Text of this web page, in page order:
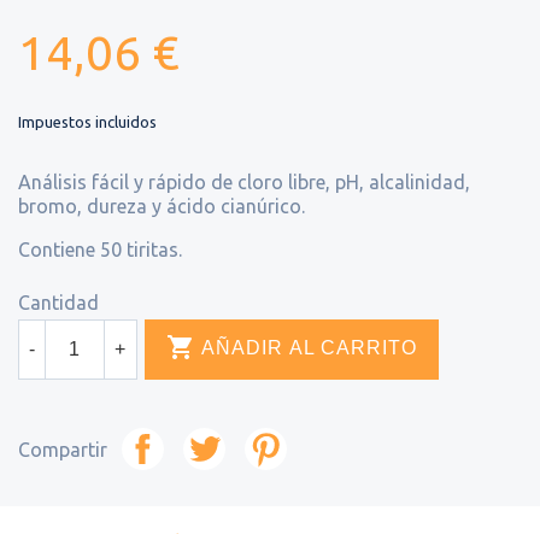
14,06 €
Impuestos incluidos
Análisis fácil y rápido de cloro libre, pH, alcalinidad,
bromo, dureza y ácido cianúrico.
Contiene 50 tiritas.
Cantidad
- +  AÑADIR AL CARRITO
Compartir